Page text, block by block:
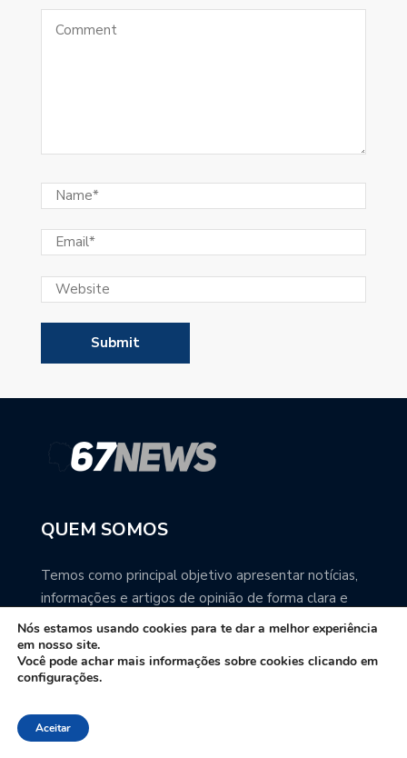
QUEM SOMOS
Temos como principal objetivo apresentar notícias,
informações e artigos de opinião de forma clara e
precisa. Você pode ter a total certeza que o
67NEWS é uma excelente fonte de informação
sobre Mato Grosso do Sul.
Nós estamos usando cookies para te dar a melhor experiência
em nosso site.
Você pode achar mais informações sobre cookies clicando em
configurações.
Aceitar